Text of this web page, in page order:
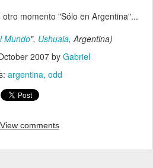
momento "Sólo en Argentina"...
Mundo", Ushuaia, Argentina)
2007 by Gabriel
argentina odd
View comments